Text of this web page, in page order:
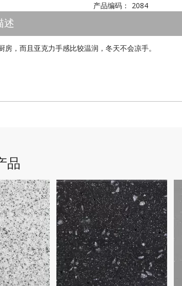
产品编码： 2084
述
，而且亚克力手感比较温润，冬天不会凉手。
品